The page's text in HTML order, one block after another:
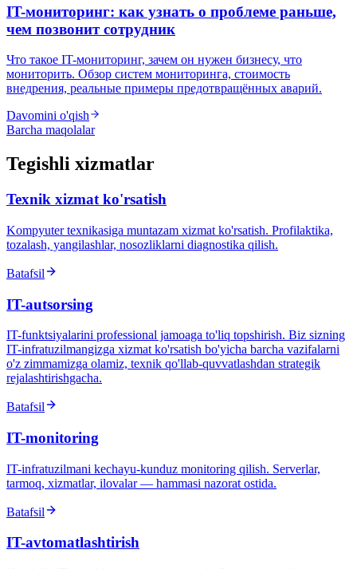
IT-мониторинг: как узнать о проблеме раньше,
чем позвонит сотрудник
Что такое IT-мониторинг, зачем он нужен бизнесу, что
мониторить. Обзор систем мониторинга, стоимость
внедрения, реальные примеры предотвращённых аварий.
Davomini o'qish
Barcha maqolalar
Tegishli xizmatlar
Texnik xizmat ko'rsatish
Kompyuter texnikasiga muntazam xizmat ko'rsatish. Profilaktika,
tozalash, yangilashlar, nosozliklarni diagnostika qilish.
Batafsil
IT-autsorsing
IT-funktsiyalarini professional jamoaga to'liq topshirish. Biz sizning
IT-infratuzilmangizga xizmat ko'rsatish bo'yicha barcha vazifalarni
o'z zimmamizga olamiz, texnik qo'llab-quvvatlashdan strategik
rejalashtirishgacha.
Batafsil
IT-monitoring
IT-infratuzilmani kechayu-kunduz monitoring qilish. Serverlar,
tarmoq, xizmatlar, ilovalar — hammasi nazorat ostida.
Batafsil
IT-avtomatlashtirish